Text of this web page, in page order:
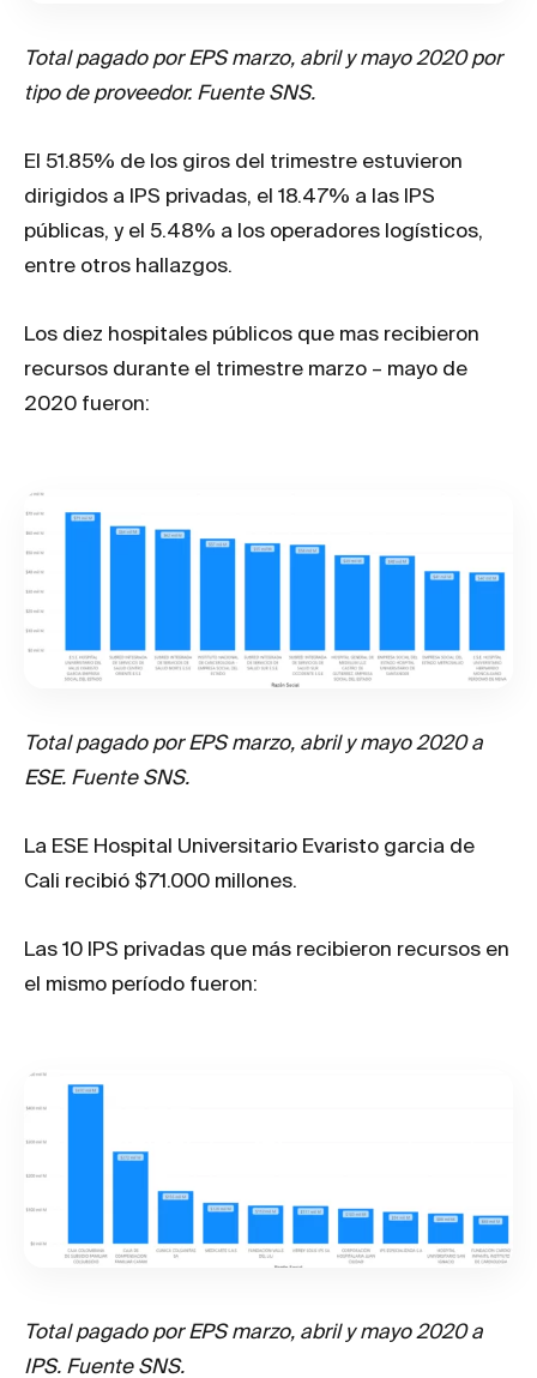
Total pagado por EPS marzo, abril y mayo 2020 por
tipo de proveedor. Fuente SNS.
El 51.85% de los giros del trimestre estuvieron
dirigidos a IPS privadas, el 18.47% a las IPS
públicas, y el 5.48% a los operadores logísticos,
entre otros hallazgos.
Los diez hospitales públicos que mas recibieron
recursos durante el trimestre marzo – mayo de
2020 fueron:
Total pagado por EPS marzo, abril y mayo 2020 a
ESE. Fuente SNS.
La ESE Hospital Universitario Evaristo garcia de
Cali recibió $71.000 millones.
Las 10 IPS privadas que más recibieron recursos en
el mismo período fueron:
Total pagado por EPS marzo, abril y mayo 2020 a
IPS. Fuente SNS.